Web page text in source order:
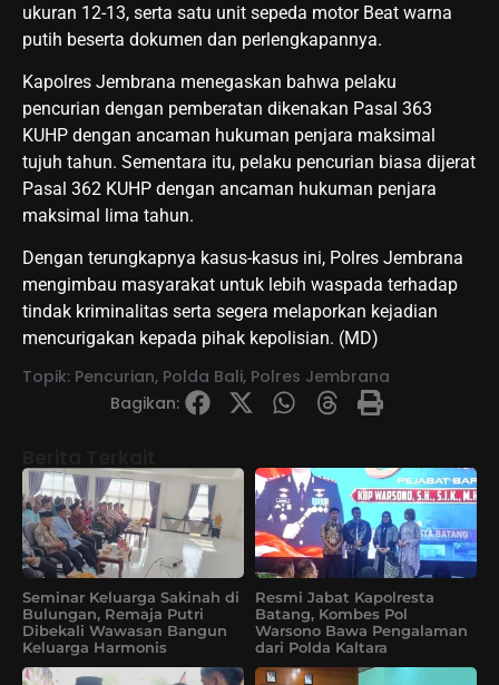
ukuran 12-13, serta satu unit sepeda motor Beat warna
putih beserta dokumen dan perlengkapannya.
Kapolres Jembrana menegaskan bahwa pelaku
pencurian dengan pemberatan dikenakan Pasal 363
KUHP dengan ancaman hukuman penjara maksimal
tujuh tahun. Sementara itu, pelaku pencurian biasa dijerat
Pasal 362 KUHP dengan ancaman hukuman penjara
maksimal lima tahun.
Dengan terungkapnya kasus-kasus ini, Polres Jembrana
mengimbau masyarakat untuk lebih waspada terhadap
tindak kriminalitas serta segera melaporkan kejadian
mencurigakan kepada pihak kepolisian. (MD)
Topik: Pencurian, Polda Bali, Polres Jembrana
Bagikan:
Seminar Keluarga Sakinah di
Bulungan, Remaja Putri
Dibekali Wawasan Bangun
Keluarga Harmonis
Resmi Jabat Kapolresta
Batang, Kombes Pol
Warsono Bawa Pengalaman
dari Polda Kaltara